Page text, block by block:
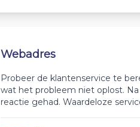
Webadres
Probeer de klantenservice te
wat het probleem niet oplost.
reactie gehad. Waardeloze